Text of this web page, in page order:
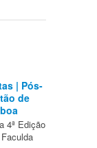
| Pós-
de
4ª Edição